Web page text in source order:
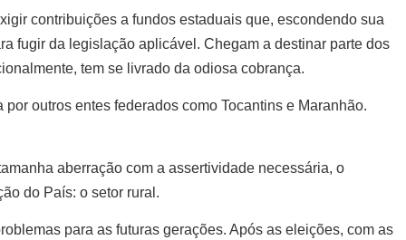
contribuições a fundos estaduais que, escondendo sua
fugir da legislação aplicável. Chegam a destinar parte dos
tem se livrado da odiosa cobrança.
outros entes federados como Tocantins e Maranhão.
aberração com a assertividade necessária, o
do País: o setor rural.
para as futuras gerações. Após as eleições, com as